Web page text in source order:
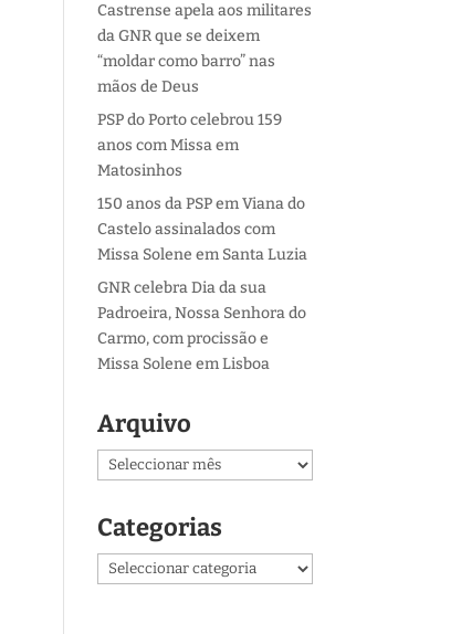
Castrense apela aos militares
da GNR que se deixem
“moldar como barro” nas
mãos de Deus
PSP do Porto celebrou 159
anos com Missa em
Matosinhos
150 anos da PSP em Viana do
Castelo assinalados com
Missa Solene em Santa Luzia
GNR celebra Dia da sua
Padroeira, Nossa Senhora do
Carmo, com procissão e
Missa Solene em Lisboa
Arquivo
Arquivo
Categorias
Categorias